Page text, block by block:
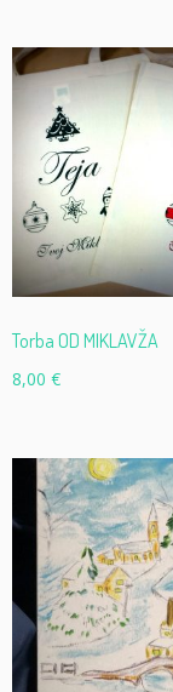
Torba OD MIKLAVŽA
8,00 €